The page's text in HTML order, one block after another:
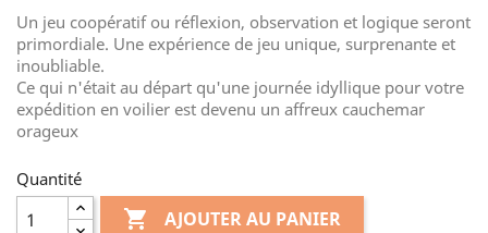
Un jeu coopératif ou réflexion, observation et logique seront
primordiale. Une expérience de jeu unique, surprenante et
inoubliable.
Ce qui n'était au départ qu'une journée idyllique pour votre
expédition en voilier est devenu un affreux cauchemar
orageux
Quantité
 AJOUTER AU PANIER